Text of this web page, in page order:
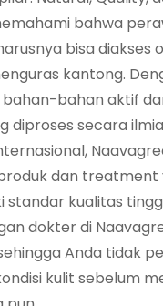
bahwa
bisa diakses
kantong.
bahan-bahan aktif
diproses secara
dan treatment
standar kualitas
dokter di
Anda tidak
kulit sebelum